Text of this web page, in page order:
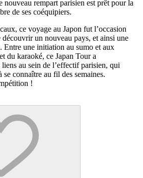
nouveau rempart parisien est prêt pour la
de ses coéquipiers.
ce voyage au Japon fut l’occasion
découvrir un nouveau pays, et ainsi une
Entre une initiation au sumo et aux
du karaoké, ce Japan Tour a
au sein de l’effectif parisien, qui
se connaître au fil des semaines.
!